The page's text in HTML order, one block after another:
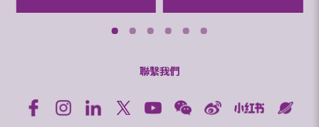
聯繫我們